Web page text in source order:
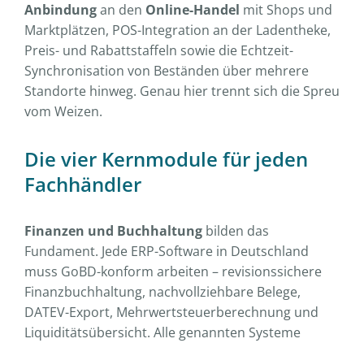
Anbindungan den Online-Handel mit Shops und
Marktplätzen, POS-Integration an der Ladentheke,
Preis- und Rabattstaffeln sowie die Echtzeit-
Synchronisation von Beständen über mehrere
Standorte hinweg. Genau hier trennt sich die Spreu
vom Weizen.
Die vier Kernmodule für jeden
Fachhändler
Finanzen und Buchhaltung bilden das
Fundament. Jede ERP-Software in Deutschland
muss GoBD-konform arbeiten – revisionssichere
Finanzbuchhaltung, nachvollziehbare Belege,
DATEV-Export, Mehrwertsteuerberechnung und
Liquiditätsübersicht. Alle genannten Systeme